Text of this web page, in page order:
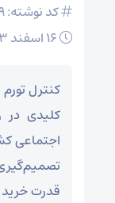
کد نوشته: 47079
کنترل
کلیدی در
اجتماعی
قدرت